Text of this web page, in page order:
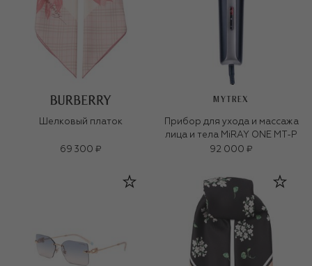
Шелковый платок
69 300 ₽
MYTREX
Прибор для ухода и массажа
лица и тела MiRAY ONE MT-P
92 000 ₽